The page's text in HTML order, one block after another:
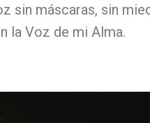
sin máscaras, sin
la Voz de mi Alma.